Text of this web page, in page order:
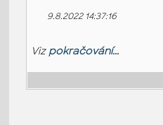
9.8.2022 14:37:16
Viz pokračování...